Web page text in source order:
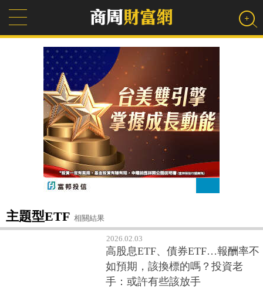
主題型ETF 相關結果
2026.02.03
高股息ETF、債券ETF…報酬率不
如預期，該換標的嗎？投資老
手：或許有些該放手